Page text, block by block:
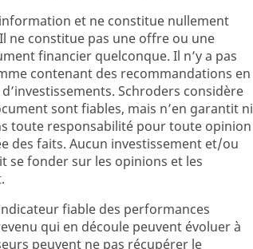
et ne constitue nullement
ne constitue pas une offre ou une
financier quelconque. Il n’y a pas
contenant des recommandations en
Schroders considère
sont fiables, mais n’en garantit ni
toute responsabilité pour toute opinion
des faits. Aucun investissement et/ou
se fonder sur les opinions et les
fiable des performances
qui en découle peuvent évoluer à
peuvent ne pas récupérer le